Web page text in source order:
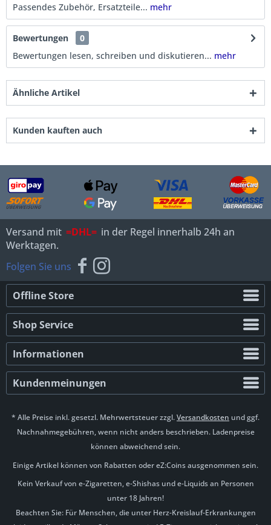
Passendes Zubehör, Ersatzteile... mehr
Bewertungen
0
Bewertungen lesen, schreiben und diskutieren... mehr
Ähnliche Artikel
Kunden kauften auch
Versand mit =DHL= in der Regel innerhalb 24h an
Werktagen.
Folgen Sie uns
Offline Store
Shop Service
Informationen
Kundenmeinungen
* Alle Preise inkl. gesetzl. Mehrwertsteuer zzgl.Versandkosten und ggf.
Nachnahmegebühren, wenn nicht anders beschrieben. Ladenpreise
können abweichend sein.
Einige Artikel können von Rabatten oder eZ:Coins ausgenommen sein.
Kein Verkauf von e-Zigaretten, e-Shishas und e-Liquids an Personen
unter 18 Jahren!
Beachten Sie: Für Menschen, die unter Herz-Kreislauf-Erkrankungen